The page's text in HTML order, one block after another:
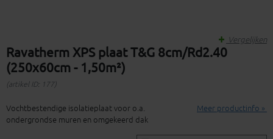
Ravatherm XPS plaat T&G 8cm/Rd2.40
(250x60cm - 1,50m²)
(artikel ID: 177)
Vergelijken
Vochtbestendige isolatieplaat voor o.a.
ondergrondse muren en omgekeerd dak
Meer productinfo »